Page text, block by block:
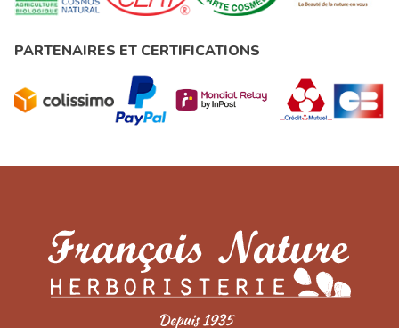
PARTENAIRES ET CERTIFICATIONS